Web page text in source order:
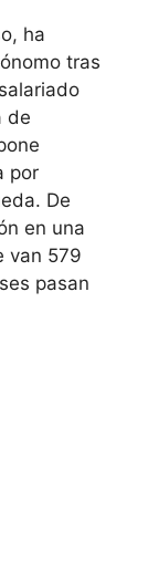
ha
tras
de
por
De
en una
van 579
pasan